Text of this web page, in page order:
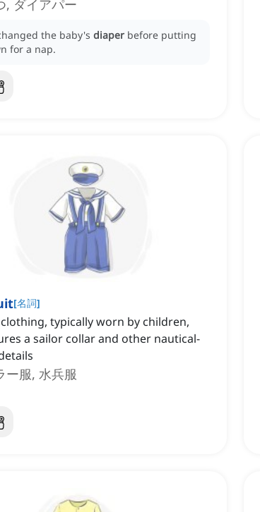
, ダイアパー
the baby's diaper before putting
for a nap.
[名詞]
typically worn by children,
a sailor collar and other nautical-
ー服, 水兵服